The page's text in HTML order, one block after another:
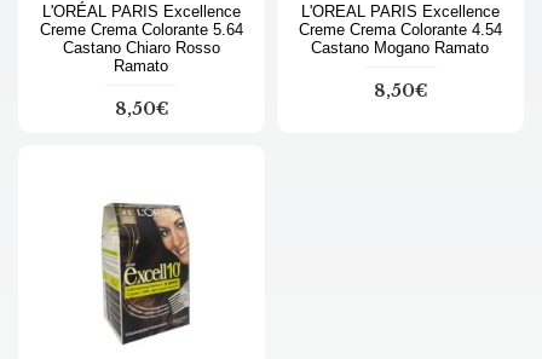
L'ORÉAL PARIS Excellence
Creme Crema Colorante 5.64
Castano Chiaro Rosso
Ramato
8,50€
L'OREAL PARIS Excellence
Creme Crema Colorante 4.54
Castano Mogano Ramato
8,50€